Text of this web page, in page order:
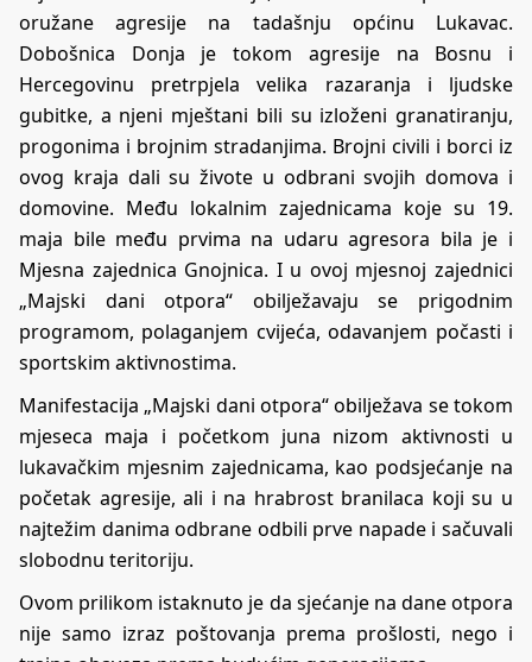
oružane agresije na tadašnju općinu Lukavac.
Dobošnica Donja je tokom agresije na Bosnu i
Hercegovinu pretrpjela velika razaranja i ljudske
gubitke, a njeni mještani bili su izloženi granatiranju,
progonima i brojnim stradanjima. Brojni civili i borci iz
ovog kraja dali su živote u odbrani svojih domova i
domovine. Među lokalnim zajednicama koje su 19.
maja bile među prvima na udaru agresora bila je i
Mjesna zajednica Gnojnica. I u ovoj mjesnoj zajednici
„Majski dani otpora“ obilježavaju se prigodnim
programom, polaganjem cvijeća, odavanjem počasti i
sportskim aktivnostima.
Manifestacija „Majski dani otpora“ obilježava se tokom
mjeseca maja i početkom juna nizom aktivnosti u
lukavačkim mjesnim zajednicama, kao podsjećanje na
početak agresije, ali i na hrabrost branilaca koji su u
najtežim danima odbrane odbili prve napade i sačuvali
slobodnu teritoriju.
Ovom prilikom istaknuto je da sjećanje na dane otpora
nije samo izraz poštovanja prema prošlosti, nego i